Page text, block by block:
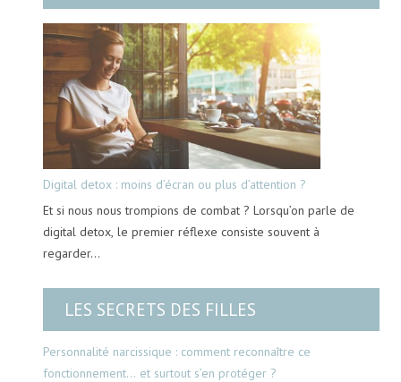
Digital detox : moins d’écran ou plus d’attention ?
Et si nous nous trompions de combat ? Lorsqu’on parle de
digital detox, le premier réflexe consiste souvent à
regarder…
LES SECRETS DES FILLES
Personnalité narcissique : comment reconnaître ce
fonctionnement… et surtout s’en protéger ?